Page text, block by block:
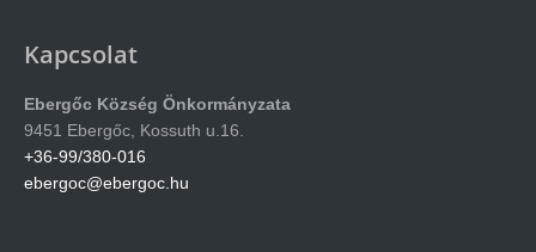
Kapcsolat
Ebergőc Község Önkormányzata
9451 Ebergőc, Kossuth u.16.
+36-99/380-016
ebergoc@ebergoc.hu